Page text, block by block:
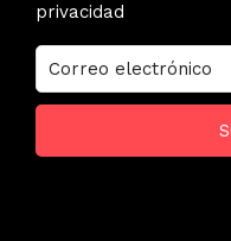
privacidad